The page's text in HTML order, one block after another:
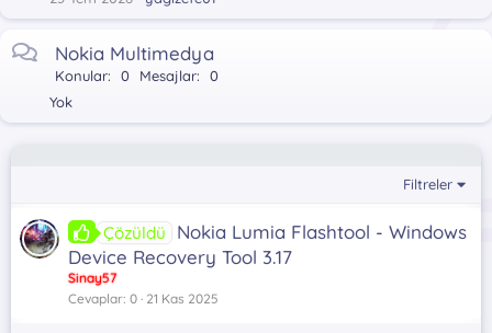
Nokia Multimedya
Konular 0 Mesajlar
0
Yok
Filtreler
Çözüldü
Nokia Lumia Flashtool - Windows
Device Recovery Tool 3.17
Sinay57
Cevaplar 0 21 Kas 2025